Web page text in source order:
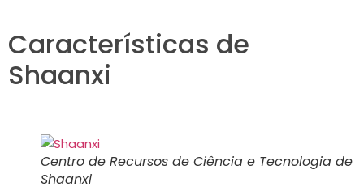
Características de
Shaanxi
Centro de Recursos de Ciência e Tecnologia de
Shaanxi